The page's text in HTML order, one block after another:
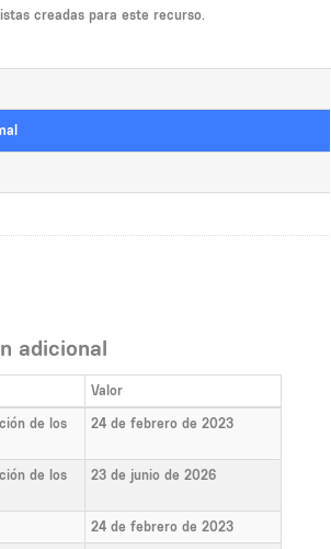
creadas para este recurso.
adicional
Valor
de los
24 de febrero de 2023
de los
23 de junio de 2026
24 de febrero de 2023